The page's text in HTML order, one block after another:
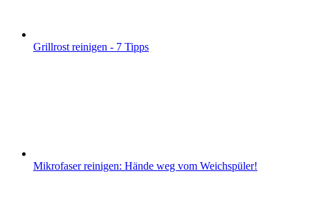
Grillrost reinigen - 7 Tipps
Mikrofaser reinigen: Hände weg vom Weichspüler!